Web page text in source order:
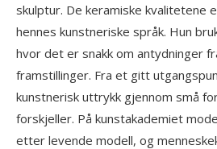
skulptur. De keramiske kvalitetene
hennes kunstneriske språk. Hun
hvor det er snakk om antydninger
framstillinger. Fra et gitt
kunstnerisk uttrykk gjennom små
forskjeller. På kunstakademiet
etter levende modell, og